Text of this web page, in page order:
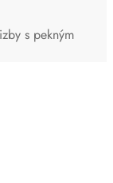
s pekným